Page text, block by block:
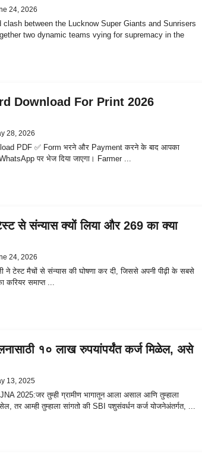
24, 2026
clash between the Lucknow Super Giants and Sunrisers
two dynamic teams vying for supremacy in the
Download For Print 2026
28, 2026
PDF ✅ Form भरने और Payment करने के बाद आपका
पर भेज दिया जाएगा। Farmer ...
से संन्यास क्यों लिया और 269 का क्या
24, 2026
ने टेस्ट मैचों से संन्यास की घोषणा कर दी, जिससे अपनी पीढ़ी के सबसे
करियर समाप्त ...
१० लाख रुपयांपर्यंत कर्ज मिळेल, असे
13, 2025
2025:जर तुम्ही ग्रामीण भागातून आला असाल आणि तुम्हाला
तर आम्ही तुम्हाला सांगतो की SBI पशुसंवर्धन कर्ज योजनेअंतर्गत, ...